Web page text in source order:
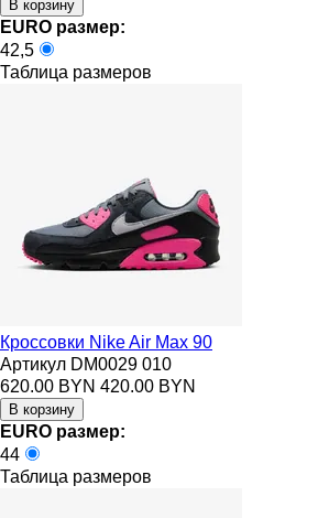
EURO размер:
42,5
Таблица размеров
Кроссовки Nike Air Max 90
Артикул DM0029 010
620.00 BYN 420.00 BYN
EURO размер:
44
Таблица размеров